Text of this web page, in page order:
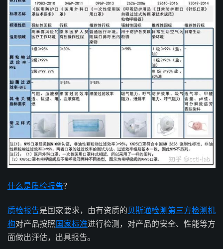
什么是质检报告？
质检报告是国家要求，由有资质的贝斯通检测 第三方检测机
构对产品按照 国家标准进行检测，对产品的安全、性能等方
面做出评估，出具报告。